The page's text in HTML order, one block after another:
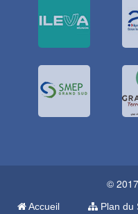
©
Accueil Plan du